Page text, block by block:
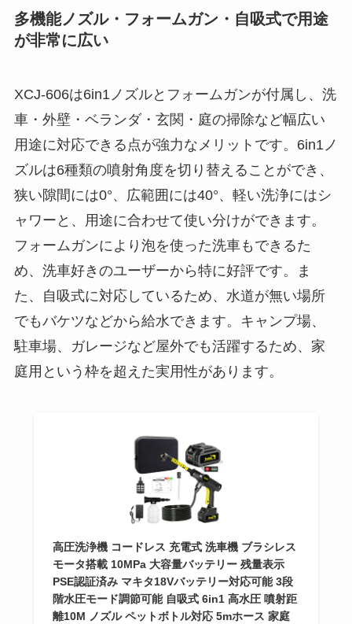
多機能ノズル・フォームガン・自吸式で用途
が非常に広い
XCJ-606は6in1ノズルとフォームガンが付属し、洗
車・外壁・ベランダ・玄関・庭の掃除など幅広い
用途に対応できる点が強力なメリットです。6in1ノ
ズルは6種類の噴射角度を切り替えることができ、
狭い隙間には0°、広範囲には40°、軽い洗浄にはシ
ャワーと、用途に合わせて使い分けができます。
フォームガンにより泡を使った洗車もできるた
め、洗車好きのユーザーから特に好評です。ま
た、自吸式に対応しているため、水道が無い場所
でもバケツなどから給水できます。キャンプ場、
駐車場、ガレージなど屋外でも活躍するため、家
庭用という枠を超えた実用性があります。
高圧洗浄機 コードレス 充電式 洗車機 ブラシレス
モータ搭載 10MPa 大容量バッテリー 残量表示
PSE認証済み マキタ18Vバッテリー対応可能 3段
階水圧モード調節可能 自吸式 6in1 高水圧 噴射距
離10M ノズル ペットボトル対応 5mホース 家庭